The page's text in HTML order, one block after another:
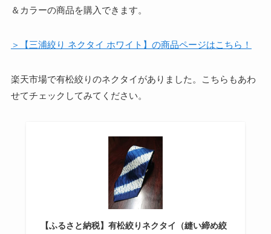
＆カラーの商品を購入できます。
＞【三浦絞り ネクタイ ホワイト】の商品ページはこちら！
楽天市場で有松絞りのネクタイがありました。こちらもあわ
せてチェックしてみてください。
【ふるさと納税】有松絞りネクタイ（縫い締め絞